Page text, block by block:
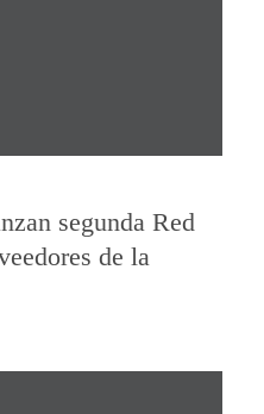
segunda Red
de la